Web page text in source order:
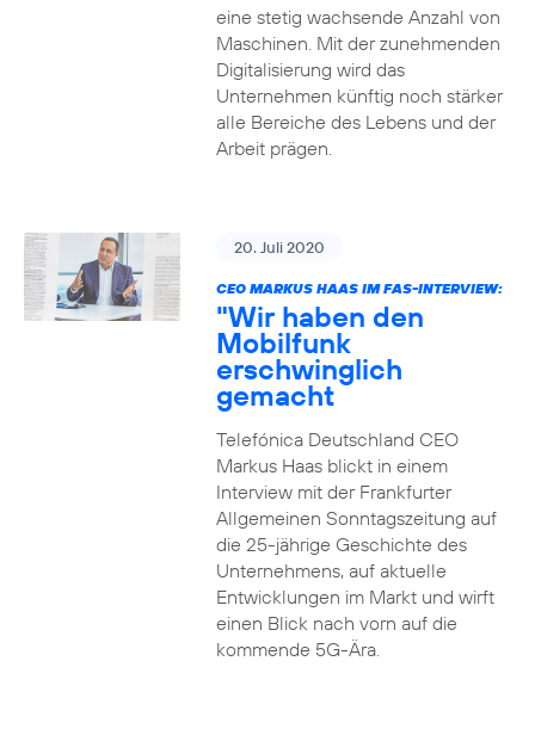
eine stetig wachsende Anzahl von
Maschinen. Mit der zunehmenden
Digitalisierung wird das
Unternehmen künftig noch stärker
alle Bereiche des Lebens und der
Arbeit prägen.
20. Juli 2020
CEO MARKUS HAAS IM FAS-INTERVIEW:
"Wir haben den
Mobilfunk
erschwinglich
gemacht
Telefónica Deutschland CEO
Markus Haas blickt in einem
Interview mit der Frankfurter
Allgemeinen Sonntagszeitung auf
die 25-jährige Geschichte des
Unternehmens, auf aktuelle
Entwicklungen im Markt und wirft
einen Blick nach vorn auf die
kommende 5G-Ära.